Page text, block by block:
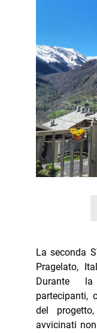
La seconda
Pragelato,
Durante
partecipanti,
del
avvicinati